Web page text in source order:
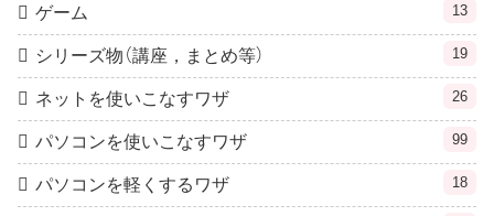
ゲーム 13
シリーズ物（講座，まとめ等） 19
ネットを使いこなすワザ 26
パソコンを使いこなすワザ 99
パソコンを軽くするワザ 18